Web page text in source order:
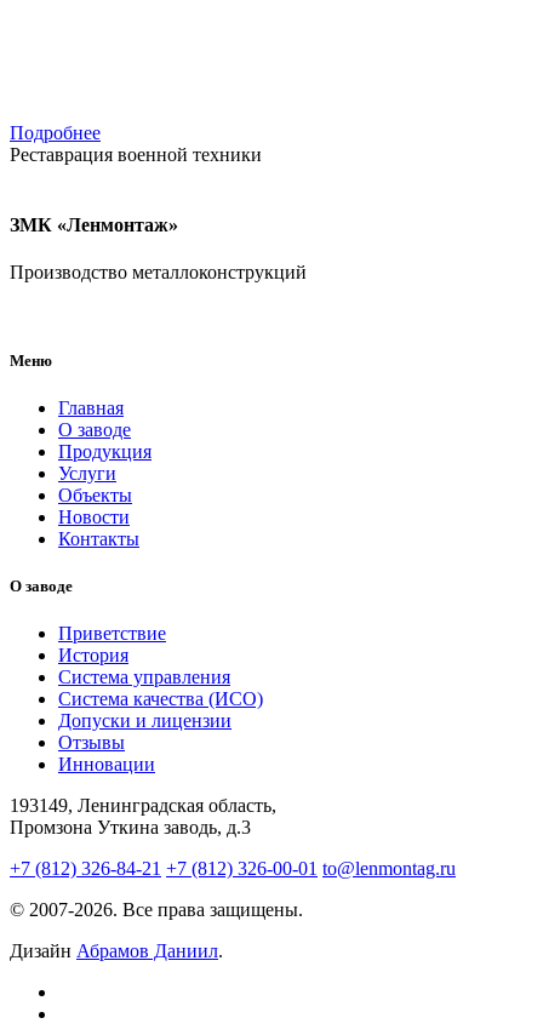
Подробнее
Реставрация военной техники
ЗМК «Ленмонтаж»
Производство металлоконструкций
Меню
Главная
О заводе
Продукция
Услуги
Объекты
Новости
Контакты
О заводе
Приветствие
История
Система управления
Система качества (ИСО)
Допуски и лицензии
Отзывы
Инновации
193149, Ленинградская область,
Промзона Уткина заводь, д.3
+7 (812) 326-84-21 +7 (812) 326-00-01 to@lenmontag.ru
© 2007-2026. Все права защищены.
Дизайн Абрамов Даниил.